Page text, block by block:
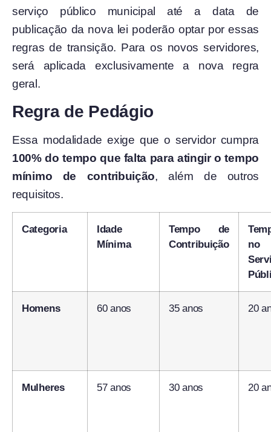
serviço público municipal até a data de
publicação da nova lei poderão optar por essas
regras de transição. Para os novos servidores,
será aplicada exclusivamente a nova regra
geral.
Regra de Pedágio
Essa modalidade exige que o servidor cumpra
100% do tempo que falta para atingir o tempo
mínimo de contribuição, além de outros
requisitos.
Categoria
Idade
Mínima
Tempo de
Contribuição
no
Homens 60 anos 35 anos 20
Mulheres 57 anos 30 anos 20